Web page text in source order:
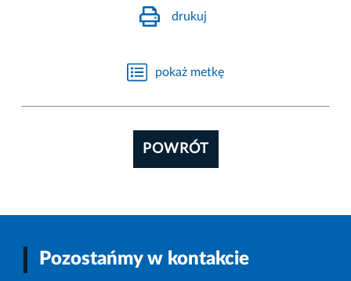
drukuj
pokaż metkę
POWRÓT
Pozostańmy w kontakcie